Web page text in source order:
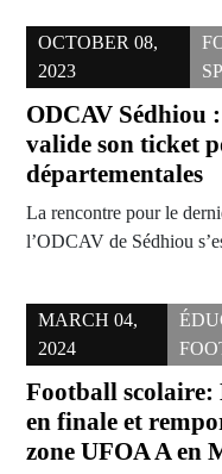
OCTOBER 08,
2023
ODCAV Sédhiou
valide son ticket
départementales
La rencontre pour le
l’ODCAV de Sédhiou
MARCH 04,
2024
Football scolaire:
en finale et
zone UFOA A en